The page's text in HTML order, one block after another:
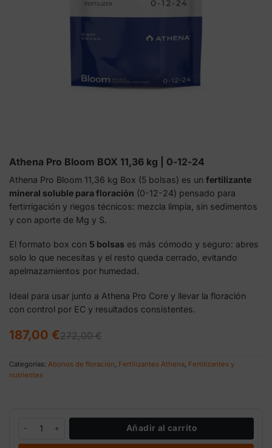
Athena Pro Bloom BOX 11,36 kg | 0-12-24
Athena Pro Bloom 11,36 kg Box (5 bolsas) es un fertilizante
mineral soluble para floración (0-12-24) pensado para
fertirrigación y riegos técnicos: mezcla limpia, sin sedimentos
y con aporte de Mg y S.
El formato box con 5 bolsas es más cómodo y seguro: abres
solo lo que necesitas y el resto queda cerrado, evitando
apelmazamientos por humedad.
Ideal para usar junto a Athena Pro Core y llevar la floración
con control por EC y resultados consistentes.
272,00€
El
precio
era:
272,00 €.
187,00 €
El
precio
es:
187,00 €.
Categorías: Abonos de floración Fertilizantes Athena Fertilizantes y
nutrientes
Athena Pro Bloom BOX 11,36 kg | 0-12-24 cantidad
Añadir al carrito